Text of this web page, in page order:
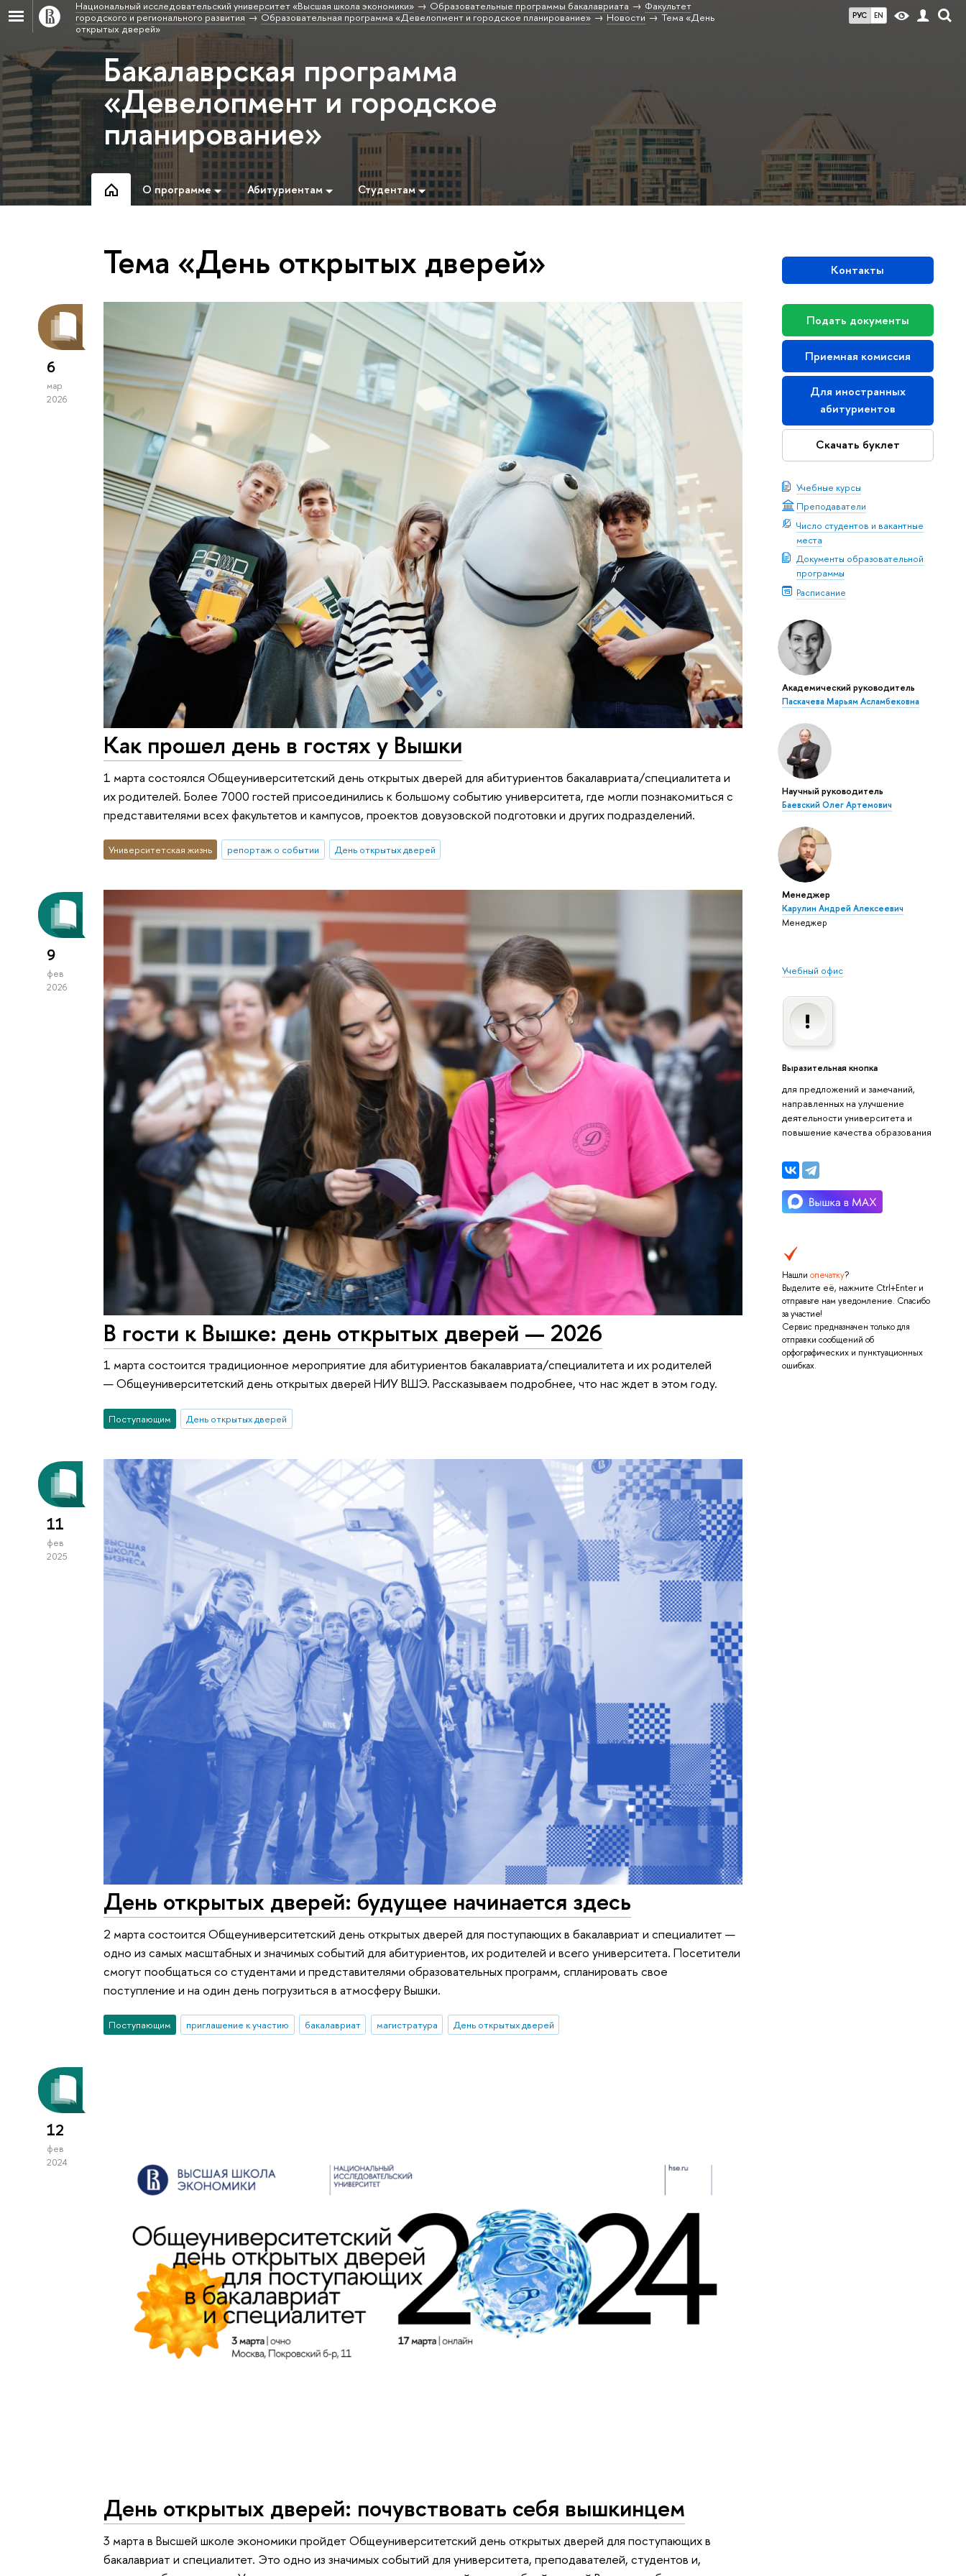
РУС EN
Национальный исследовательский университет «Высшая школа экономики» Образовательные программы бакалавриата
Факультет
городского и регионального развития
Образовательная программа «Девелопмент и городское планирование» Новости
Тема «День
открытых дверей»
Бакалаврская программа
«Девелопмент и городское
планирование»
О программе Абитуриентам Студентам
Контакты
Подать документы
Приемная комиссия
Для иностранных
абитуриентов
Скачать буклет
Учебные курсы
Преподаватели
Число студентов и вакантные
места
Документы образовательной
программы
Расписание
Академический руководитель
Паскачева Марьям Асламбековна
Научный руководитель
Баевский Олег Артемович
Менеджер
Карулин Андрей Алексеевич
Менеджер
Учебный офис
Выразительная кнопка
для предложений и замечаний,
направленных на улучшение
деятельности университета и
повышение качества образования
Нашли опечатку?
Выделите её, нажмите Ctrl+Enter и
отправьте нам уведомление. Спасибо
за участие!
Сервис предназначен только для
отправки сообщений об
орфографических и пунктуационных
ошибках.
Тема «День открытых дверей»
6
мар
2026
Как прошел день в гостях у Вышки
1 марта состоялся Общеуниверситетский день открытых дверей для абитуриентов бакалавриата/специалитета и
их родителей. Более 7000 гостей присоединились к большому событию университета, где могли познакомиться с
представителями всех факультетов и кампусов, проектов довузовской подготовки и других подразделений.
Университетская жизнь репортаж о событии День открытых дверей
9
фев
2026
В гости к Вышке: день открытых дверей — 2026
1 марта состоится традиционное мероприятие для абитуриентов бакалавриата/специалитета и их родителей
— Общеуниверситетский день открытых дверей НИУ ВШЭ. Рассказываем подробнее, что нас ждет в этом году.
Поступающим День открытых дверей
11
фев
2025
День открытых дверей: будущее начинается здесь
2 марта состоится Общеуниверситетский день открытых дверей для поступающих в бакалавриат и специалитет —
одно из самых масштабных и значимых событий для абитуриентов, их родителей и всего университета. Посетители
смогут пообщаться со студентами и представителями образовательных программ, спланировать свое
поступление и на один день погрузиться в атмосферу Вышки.
Поступающим приглашение к участию бакалавриат магистратура День открытых дверей
12
фев
2024
День открытых дверей: почувствовать себя вышкинцем
3 марта в Высшей школе экономики пройдет Общеуниверситетский день открытых дверей для поступающих в
бакалавриат и специалитет. Это одно из значимых событий для университета, преподавателей, студентов и,